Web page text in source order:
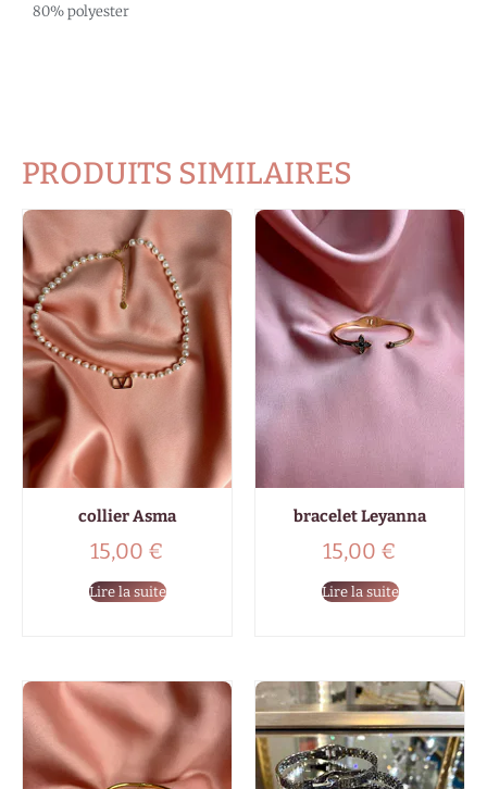
80% polyester
PRODUITS SIMILAIRES
collier Asma
15,00 €
Lire la suite
bracelet Leyanna
15,00 €
Lire la suite